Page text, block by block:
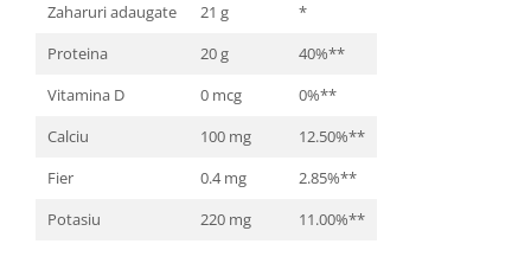
Zaharuri adaugate
21 g
*
Proteina
20 g
40%**
Vitamina D
0 mcg
0%**
Calciu
100 mg
12.50%**
Fier
0.4 mg
2.85%**
Potasiu
220 mg 11.00%**